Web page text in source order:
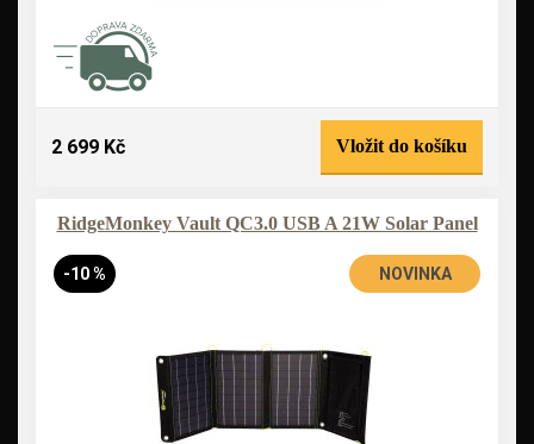
2 699 Kč Vložit do košíku
RidgeMonkey Vault QC3.0 USB A 21W Solar Panel
-10 % NOVINKA